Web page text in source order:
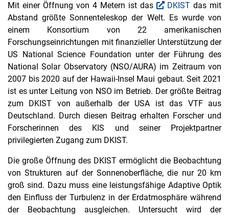
Mit einer Öffnung von 4 Metern ist das DKISTdas mit
Abstand größte Sonnenteleskop der Welt. Es wurde von
einem Konsortium von 22 amerikanischen
Forschungseinrichtungen mit finanzieller Unterstützung der
US National Science Foundation unter der Führung des
National Solar Observatory (NSO/AURA) im Zeitraum von
2007 bis 2020 auf der Hawaii-Insel Maui gebaut. Seit 2021
ist es unter Leitung von NSO im Betrieb. Der größte Beitrag
zum DKIST von außerhalb der USA ist das VTF aus
Deutschland. Durch diesen Beitrag erhalten Forscher und
Forscherinnen des KIS und seiner Projektpartner
privilegierten Zugang zum DKIST.
Die große Öffnung des DKIST ermöglicht die Beobachtung
von Strukturen auf der Sonnenoberfläche, die nur 20 km
groß sind. Dazu muss eine leistungsfähige Adaptive Optik
den Einfluss der Turbulenz in der Erdatmosphäre während
der Beobachtung ausgleichen. Untersucht wird der